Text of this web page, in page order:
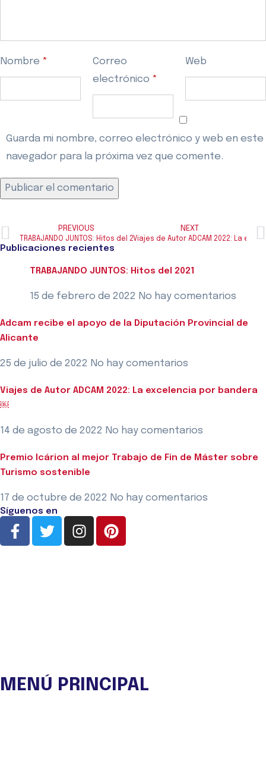
Nombre *
Correo
electrónico *
Web
Guarda mi nombre, correo electrónico y web en este
navegador para la próxima vez que comente.
PREVIOUS
TRABAJANDO JUNTOS: Hitos del 2021
NEXT
Viajes de Autor ADCAM 2022: La
Publicaciones recientes
TRABAJANDO JUNTOS: Hitos del 2021
15 de febrero de 2022 No hay comentarios
Adcam recibe el apoyo de la Diputación Provincial de
Alicante
25 de julio de 2022 No hay comentarios
Viajes de Autor ADCAM 2022: La excelencia por bandera
￼
14 de agosto de 2022 No hay comentarios
Premio Icárion al mejor Trabajo de Fin de Máster sobre
Turismo sostenible
17 de octubre de 2022 No hay comentarios
Síguenos en
MENÚ PRINCIPAL